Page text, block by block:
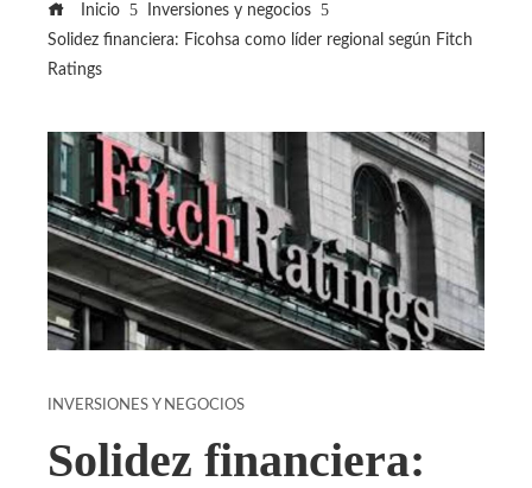
Inicio
Inversiones y negocios
Solidez financiera: Ficohsa como líder regional según Fitch
Ratings
INVERSIONES Y NEGOCIOS
Solidez financiera: